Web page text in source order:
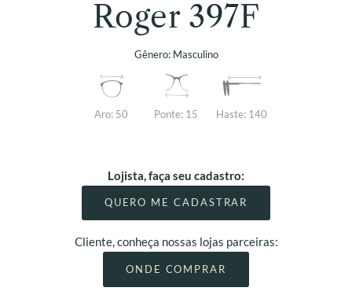
Roger 397F
Gênero: Masculino
Aro: 50 Ponte: 15 Haste: 140
Lojista, faça seu cadastro:
QUERO ME CADASTRAR
Cliente, conheça nossas lojas parceiras:
ONDE COMPRAR